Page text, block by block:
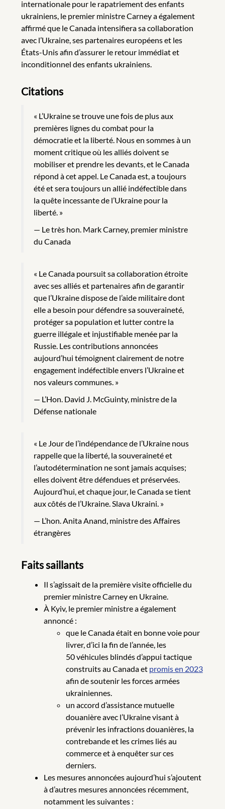
internationale pour le rapatriement des enfants
ukrainiens, le premier ministre Carney a également
affirmé que le Canada intensifiera sa collaboration
avec l’Ukraine, ses partenaires européens et les
États-Unis afin d’assurer le retour immédiat et
inconditionnel des enfants ukrainiens.
Citations
« L’Ukraine se trouve une fois de plus aux
premières lignes du combat pour la
démocratie et la liberté. Nous en sommes à un
moment critique où les alliés doivent se
mobiliser et prendre les devants, et le Canada
répond à cet appel. Le Canada est, a toujours
été et sera toujours un allié indéfectible dans
la quête incessante de l’Ukraine pour la
liberté. »
Le très hon. Mark Carney, premier ministre
du Canada
« Le Canada poursuit sa collaboration étroite
avec ses alliés et partenaires afin de garantir
que l’Ukraine dispose de l’aide militaire dont
elle a besoin pour défendre sa souveraineté,
protéger sa population et lutter contre la
guerre illégale et injustifiable menée par la
Russie. Les contributions annoncées
aujourd’hui témoignent clairement de notre
engagement indéfectible envers l’Ukraine et
nos valeurs communes. »
L’Hon. David J. McGuinty, ministre de la
Défense nationale
« Le Jour de l’indépendance de l’Ukraine nous
rappelle que la liberté, la souveraineté et
l’autodétermination ne sont jamais acquises;
elles doivent être défendues et préservées.
Aujourd’hui, et chaque jour, le Canada se tient
aux côtés de l’Ukraine. Slava Ukraini. »
— L’hon. Anita Anand, ministre des Affaires
étrangères
Faits saillants
Il s’agissait de la première visite officielle du
premier ministre Carney en Ukraine.
À Kyiv, le premier ministre a également
annoncé :
que le Canada était en bonne voie pour
livrer, d’ici la fin de l’année, les
50 véhicules blindés d’appui tactique
construits au Canada et promis en 2023
afin de soutenir les forces armées
ukrainiennes.
un accord d’assistance mutuelle
douanière avec l’Ukraine visant à
prévenir les infractions douanières, la
contrebande et les crimes liés au
commerce et à enquêter sur ces
derniers.
Les mesures annoncées aujourd’hui s’ajoutent
à d’autres mesures annoncées récemment,
notamment les suivantes :